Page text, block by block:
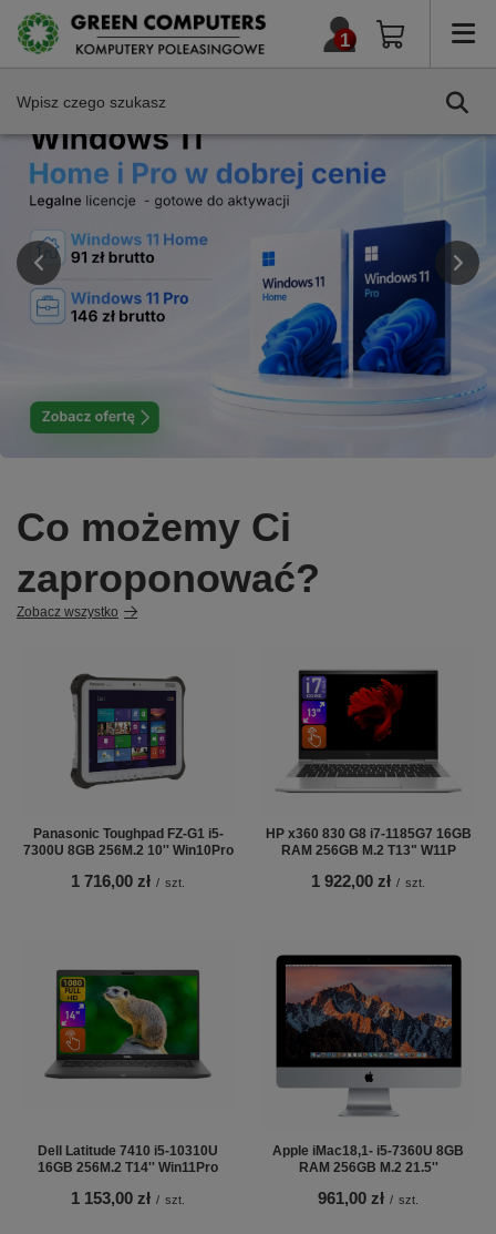
Co możemy Ci
zaproponować?
Zobacz wszystko
Panasonic Toughpad FZ-G1 i5-
7300U 8GB 256M.2 10'' Win10Pro
1 716,00 zł / szt.
HP x360 830 G8 i7-1185G7 16GB
RAM 256GB M.2 T13" W11P
1 922,00 zł / szt.
Dell Latitude 7410 i5-10310U
16GB 256M.2 T14'' Win11Pro
1 153,00 zł / szt.
Apple iMac18,1- i5-7360U 8GB
RAM 256GB M.2 21.5''
961,00 zł / szt.